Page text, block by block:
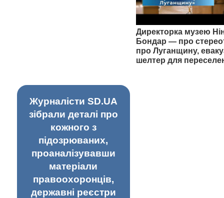
Директорка музею
Бондар — про
про Луганщину,
шелтер для
Журналісти SD.UA
зібрали деталі про
кожного з
підозрюваних,
проаналізувавши
матеріали
правоохоронців,
державні реєстри